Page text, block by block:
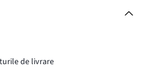
de livrare